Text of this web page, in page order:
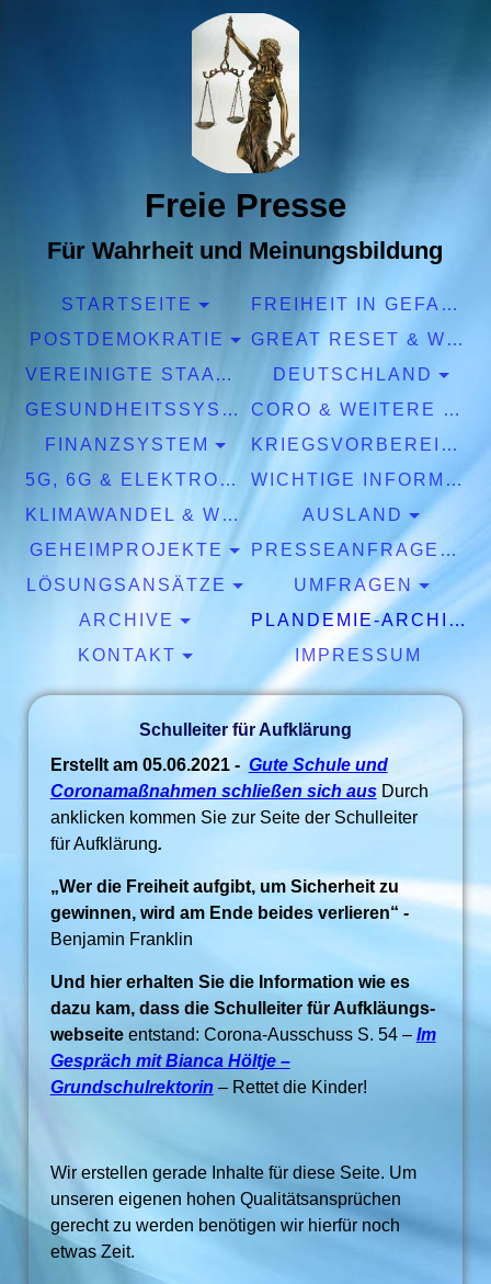
Freie Presse
Für Wahrheit und Meinungsbildung
STARTSEITE
FREIHEIT IN GEFAHR
POSTDEMOKRATIE
GREAT RESET & WEF
VEREINIGTE STAATEN EUROPA
DEUTSCHLAND
GESUNDHEITSSYSTEM
CORO & WEITERE PANDEMIEN
FINANZSYSTEM
KRIEGSVORBEREITUNGEN
5G, 6G & ELEKTROSMOG
WICHTIGE INFORMATIONEN
KLIMAWANDEL & WETTER
AUSLAND
GEHEIMPROJEKTE
PRESSEANFRAGEN & EXPERTISEN
LÖSUNGSANSÄTZE
UMFRAGEN
ARCHIVE
PLANDEMIE-ARCHIV
KONTAKT
IMPRESSUM
Schulleiter für Aufklärung
Erstellt am 05.06.2021 - Gute Schule und
Coronamaßnahmen schließen sich aus Durch
anklicken kommen Sie zur Seite der Schulleiter
für Aufklärung.
„Wer die Freiheit aufgibt, um Sicherheit zu
gewinnen, wird am Ende beides verlieren“ -
Benjamin Franklin
Und hier erhalten Sie die Information wie es
dazu kam, dass die Schulleiter für Aufkläungs-
webseite entstand: Corona-Ausschuss S. 54 – Im
Gespräch mit Bianca Höltje –
Grundschulrektorin – Rettet die Kinder!
Wir erstellen gerade Inhalte für diese Seite. Um
unseren eigenen hohen Qualitätsansprüchen
gerecht zu werden benötigen wir hierfür noch
etwas Zeit.